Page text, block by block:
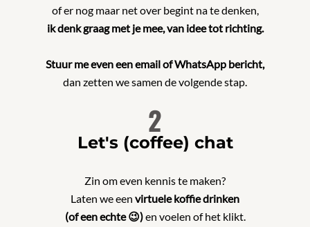
of er nog maar net over begint na te denken,
ik denk graag met je mee, van idee tot richting.
Stuur me even een email of WhatsApp bericht,
dan zetten we samen de volgende stap.
2
Let's (coffee) chat
Zin om even kennis te maken?
Laten we een virtuele koffie drinken
(of een echte😉)en voelen of het klikt.